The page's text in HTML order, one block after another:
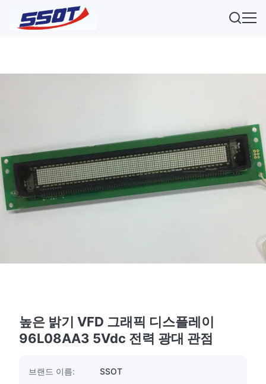
높은 밝기 VFD 그래픽 디스플레이
96L08AA3 5Vdc 전력 광대 관점
브랜드 이름:
SSOT